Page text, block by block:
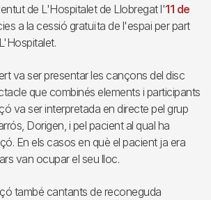
de L'Hospitalet de Llobregat l'11 de
a la cessió gratuïta de l'espai per part
va ser presentar les cançons del disc
que combinés elements i participants
va ser interpretada en directe pel grup
Dorigen, i pel pacient al qual ha
En els casos en què el pacient ja era
van ocupar el seu lloc.
també cantants de reconeguda